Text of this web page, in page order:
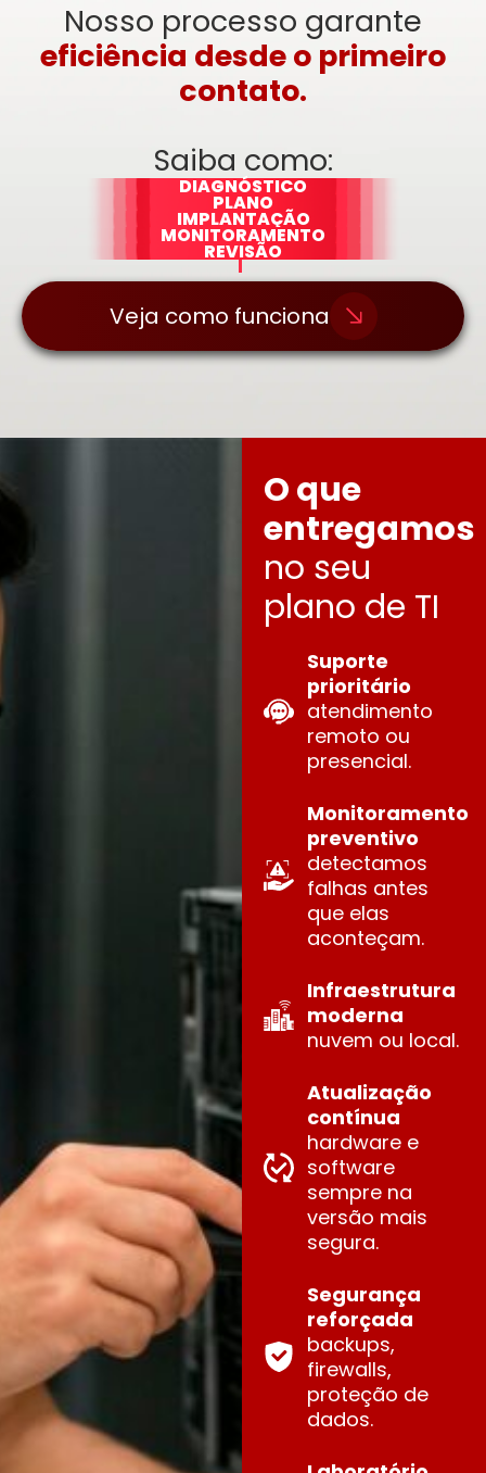
Nosso processo garante
eficiência desde o primeiro
contato.
Saiba como:
DIAGNÓSTICO
PLANO
IMPLANTAÇÃO
MONITORAMENTO
REVISÃO
Veja como funciona
O que
entregamos
no seu
plano de TI
Suporte
prioritário
atendimento
remoto ou
presencial.
Monitoramento
preventivo
detectamos
falhas antes
que elas
aconteçam.
Infraestrutura
moderna
nuvem ou local.
Atualização
contínua
hardware e
software
sempre na
versão mais
segura.
Segurança
reforçada
backups,
firewalls,
proteção de
dados.